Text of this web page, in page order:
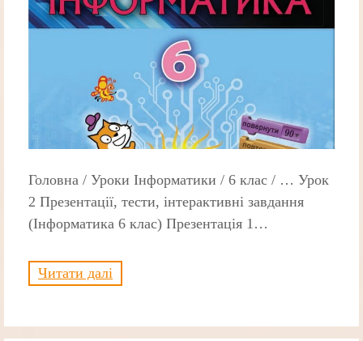
Головна / Уроки Інформатики / 6 клас / … Урок
2 Презентації, тести, інтерактивні завдання
(Інформатика 6 клас) Презентація 1…
Читати далі